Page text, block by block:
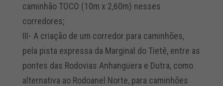
caminhão TOCO (10m x 2,60m) nesses
corredores;
III- A criação de um corredor para caminhões,
pela pista expressa da Marginal do Tietê, entre as
pontes das Rodovias Anhangüera e Dutra, como
alternativa ao Rodoanel Norte, para caminhões